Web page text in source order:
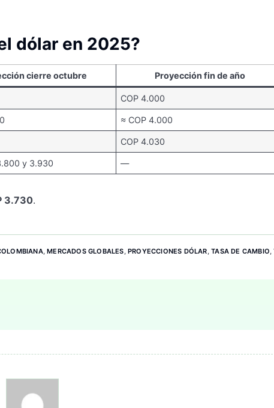
dólar en 2025?
cierre octubre Proyección fin de año
COP 4.000
≈ COP 4.000
COP 4.030
y 3.930 —
3.730.
,MERCADOS GLOBALES,PROYECCIONES DÓLAR,TASA DE CAMBIO,